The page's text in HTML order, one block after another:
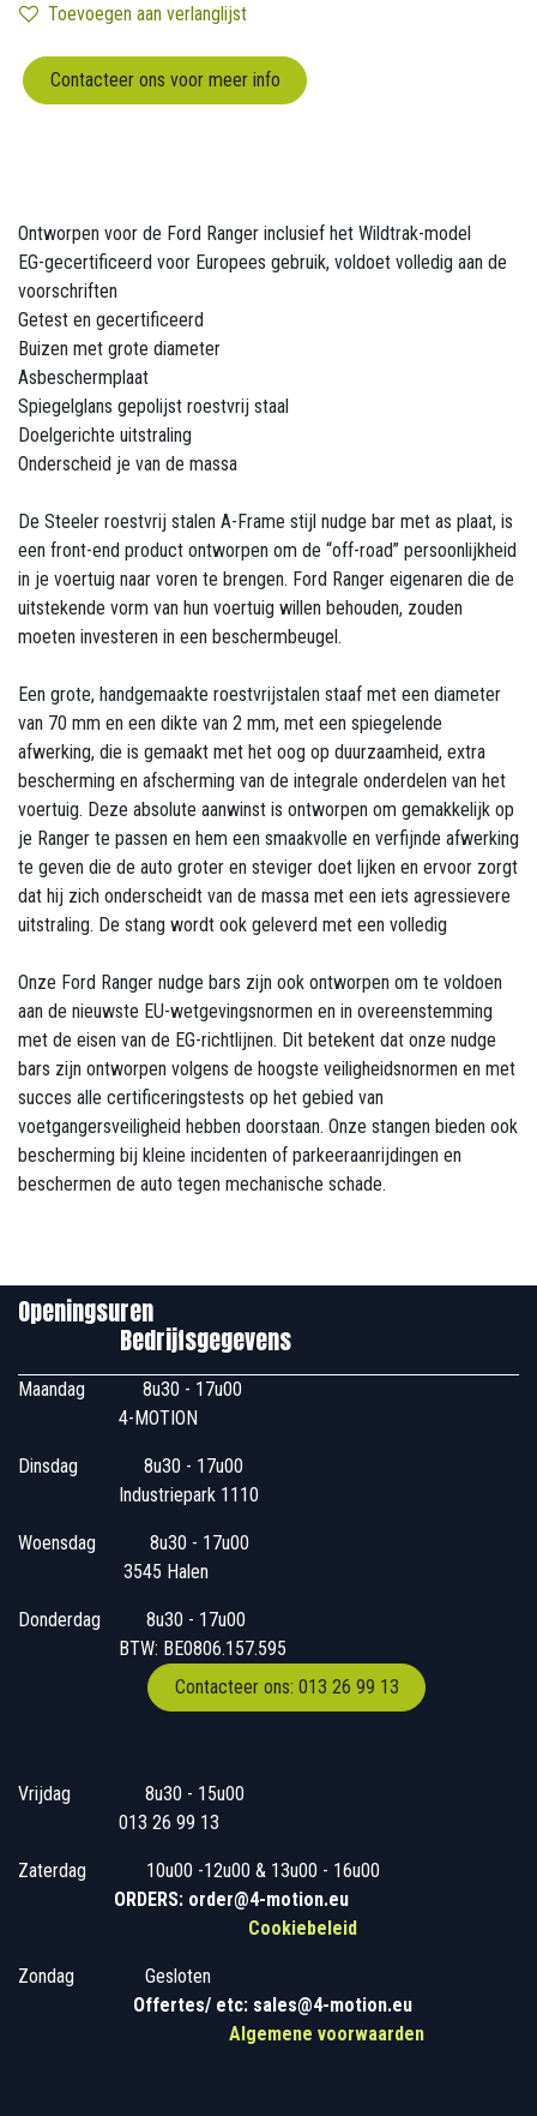
Toevoegen aan verlanglijst
Contacteer ons voor meer info
Ontworpen voor de Ford Ranger inclusief het Wildtrak-model
EG-gecertificeerd voor Europees gebruik, voldoet volledig aan de
voorschriften
Getest en gecertificeerd
Buizen met grote diameter
Asbeschermplaat
Spiegelglans gepolijst roestvrij staal
Doelgerichte uitstraling
Onderscheid je van de massa
De Steeler roestvrij stalen A-Frame stijl nudge bar met as plaat, is
een front-end product ontworpen om de “off-road” persoonlijkheid
in je voertuig naar voren te brengen. Ford Ranger eigenaren die de
uitstekende vorm van hun voertuig willen behouden, zouden
moeten investeren in een beschermbeugel.
Een grote, handgemaakte roestvrijstalen staaf met een diameter
van 70 mm en een dikte van 2 mm, met een spiegelende
afwerking, die is gemaakt met het oog op duurzaamheid, extra
bescherming en afscherming van de integrale onderdelen van het
voertuig. Deze absolute aanwinst is ontworpen om gemakkelijk op
je Ranger te passen en hem een smaakvolle en verfijnde afwerking
te geven die de auto groter en steviger doet lijken en ervoor zorgt
dat hij zich onderscheidt van de massa met een iets agressievere
uitstraling. De stang wordt ook geleverd met een volledig
Onze Ford Ranger nudge bars zijn ook ontworpen om te voldoen
aan de nieuwste EU-wetgevingsnormen en in overeenstemming
met de eisen van de EG-richtlijnen. Dit betekent dat onze nudge
bars zijn ontworpen volgens de hoogste veiligheidsnormen en met
succes alle certificeringstests op het gebied van
voetgangersveiligheid hebben doorstaan. Onze stangen bieden ook
bescherming bij kleine incidenten of parkeeraanrijdingen en
beschermen de auto tegen mechanische schade.
Openingsuren
Bedrijfsgegevens
Maandag
​8u30 - 17u00
4-MOTION
Dinsdag
​8u30 - 17u00
Industriepark 1110
Woensdag
​​​ 8u30 - 17u00
3545 Halen
Donderdag
​​8u30 - 17u00
BTW: BE0806.157.595
Contacteer ons: 013 26 99 13
Vrijdag
​8u30 - 15u00
013 26 99 13
Zaterdag
​10u00 -12u00 & 13u00 - 16u00
ORDERS: order@4-motion.eu
Cookiebeleid
Zondag
​​Gesloten
Offertes/ etc: sales@4-motion.eu
Algemene voorwaarden